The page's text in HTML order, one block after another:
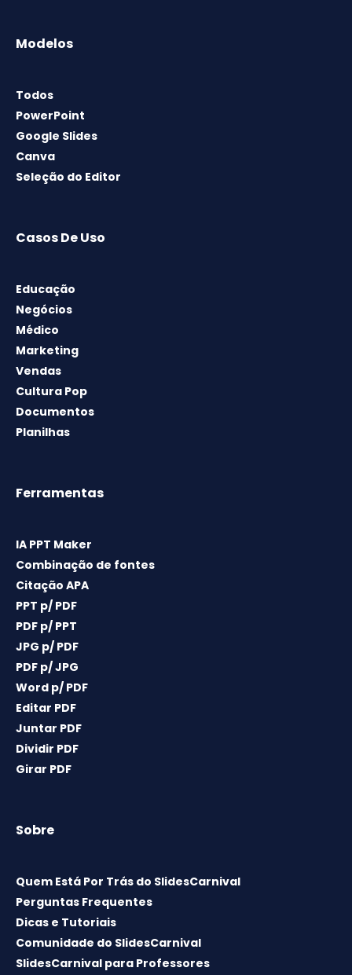
Modelos
Todos
PowerPoint
Google Slides
Canva
Seleção do Editor
Casos De Uso
Educação
Negócios
Médico
Marketing
Vendas
Cultura Pop
Documentos
Planilhas
Ferramentas
IA PPT Maker
Combinação de fontes
Citação APA
PPT p/ PDF
PDF p/ PPT
JPG p/ PDF
PDF p/ JPG
Word p/ PDF
Editar PDF
Juntar PDF
Dividir PDF
Girar PDF
Sobre
Quem Está Por Trás do SlidesCarnival
Perguntas Frequentes
Dicas e Tutoriais
Comunidade do SlidesCarnival
SlidesCarnival para Professores